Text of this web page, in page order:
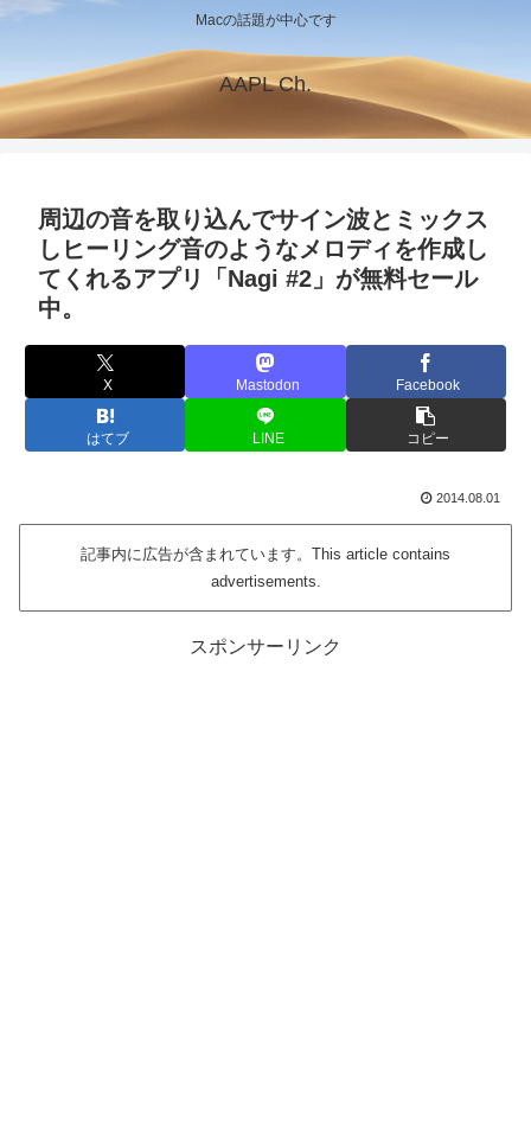
Macの話題が中心です
AAPL Ch.
周辺の音を取り込んでサイン波とミックス
しヒーリング音のようなメロディを作成し
てくれるアプリ「Nagi #2」が無料セール
中。
X Mastodon Facebook
はてブ LINE コピー
2014.08.01
記事内に広告が含まれています。This article contains
advertisements.
スポンサーリンク